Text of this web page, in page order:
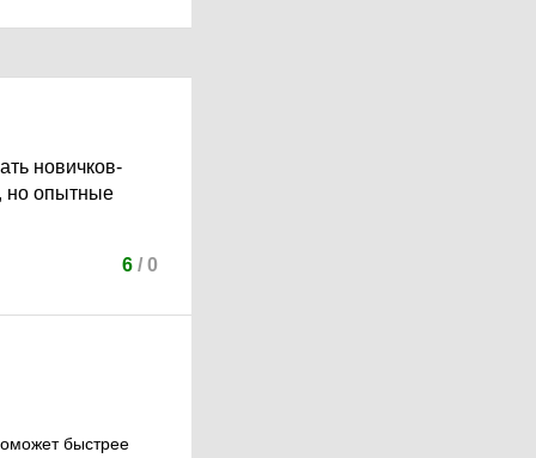
новичков-
но опытные
6/ 0
быстрее